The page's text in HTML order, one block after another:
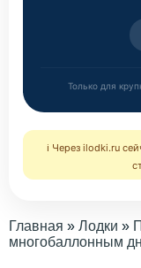
Только для
ℹ️ Через ilodki.ru
Главная » Лодки »
многобаллонным